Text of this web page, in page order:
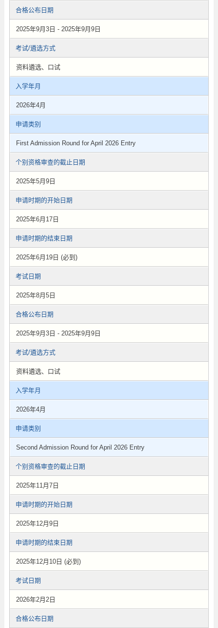
合格公布日期
2025年9月3日 - 2025年9月9日
考试/遴选方式
资料遴选、口试
入学年月
2026年4月
申请类别
First Admission Round for April 2026 Entry
个别资格审查的截止日期
2025年5月9日
申请时期的开始日期
2025年6月17日
申请时期的结束日期
2025年6月19日 (必到)
考试日期
2025年8月5日
合格公布日期
2025年9月3日 - 2025年9月9日
考试/遴选方式
资料遴选、口试
入学年月
2026年4月
申请类别
Second Admission Round for April 2026 Entry
个别资格审查的截止日期
2025年11月7日
申请时期的开始日期
2025年12月9日
申请时期的结束日期
2025年12月10日 (必到)
考试日期
2026年2月2日
合格公布日期